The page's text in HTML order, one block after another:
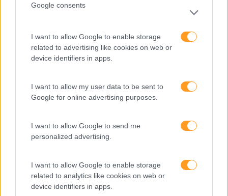
Google consents
I want to allow Google to enable storage
related to advertising like cookies on web or
device identifiers in apps.
I want to allow my user data to be sent to
Google for online advertising purposes.
I want to allow Google to send me
personalized advertising.
I want to allow Google to enable storage
related to analytics like cookies on web or
device identifiers in apps.
Categorias Blog
Artigo De Opinião
Comunicação
Cultura